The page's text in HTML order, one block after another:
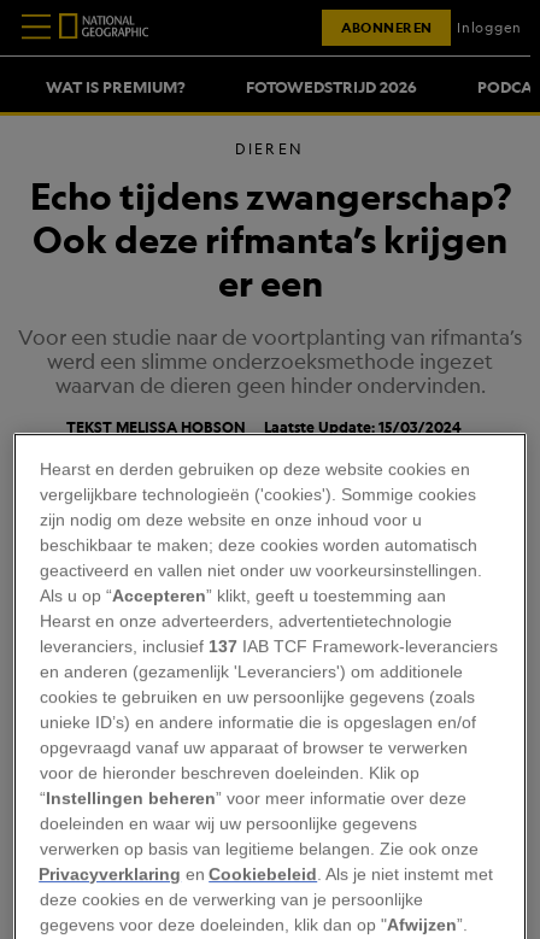
WAT IS PREMIUM? FOTOWEDSTRIJD 2026
ABONNEREN Inloggen
DIEREN
Echo tijdens zwangerschap?
Ook deze rifmanta’s krijgen
er een
Voor een studie naar de voortplanting van rifmanta’s
werd een slimme onderzoeksmethode ingezet
waarvan de dieren geen hinder ondervinden.
TEKST MELISSA HOBSON Laatste Update: 15/03/2024
GUY STEVENS, MANTA TRUST, NIV FROMAN
Niv Froman onderzoekt een rifmanta met een onderwatersonogram.
De dracht van een zwangere rifmanta ( Mobula
alfredi) duurt twaalf tot dertien maanden. Maar
gedurende de eerste maanden is het nog niet
aan het dier af te zien dat het zwanger is. Voor
een studie naar de zwangerschappen en
voortplantingsrijpheid van de roggen gebruikte
een groep wetenschappers in de Maldiven
daarom een inventieve manier om vast te stellen
of een dier zwanger is: contactloze
onderwatersonogrammen.
Hearst en derden gebruiken op deze website cookies en
vergelijkbare technologieën ('cookies'). Sommige cookies
zijn nodig om deze website en onze inhoud voor u
beschikbaar te maken; deze cookies worden automatisch
geactiveerd en vallen niet onder uw voorkeursinstellingen.
Als u op “Accepteren” klikt, geeft u toestemming aan
Hearst en onze adverteerders, advertentietechnologie
leveranciers, inclusief 137 IAB TCF Framework-leveranciers
en anderen (gezamenlijk 'Leveranciers') om additionele
cookies te gebruiken en uw persoonlijke gegevens (zoals
unieke ID’s) en andere informatie die is opgeslagen en/of
opgevraagd vanaf uw apparaat of browser te verwerken
voor de hieronder beschreven doeleinden. Klik op
“Instellingen beheren” voor meer informatie over deze
doeleinden en waar wij uw persoonlijke gegevens
verwerken op basis van legitieme belangen. Zie ook onze
Privacyverklaring enCookiebeleid. Als je niet instemt met
deze cookies en de verwerking van je persoonlijke
gegevens voor deze doeleinden, klik dan op "Afwijzen”.